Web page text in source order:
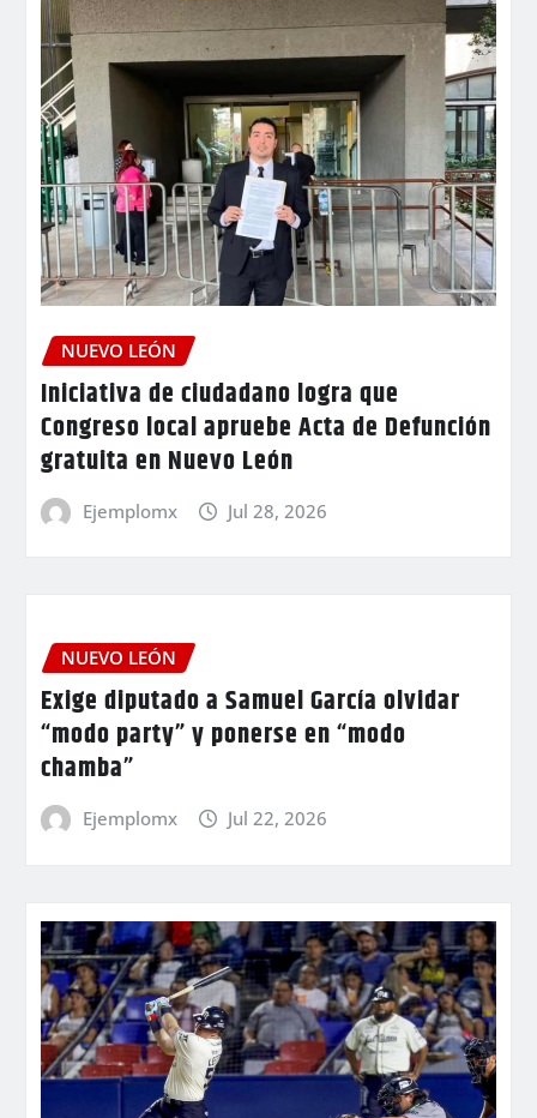
NUEVO LEÓN
Iniciativa de ciudadano logra que
Congreso local apruebe Acta de Defunción
gratuita en Nuevo León
Ejemplomx Jul 28, 2026
NUEVO LEÓN
Exige diputado a Samuel García olvidar
“modo party” y ponerse en “modo
chamba”
Ejemplomx Jul 22, 2026